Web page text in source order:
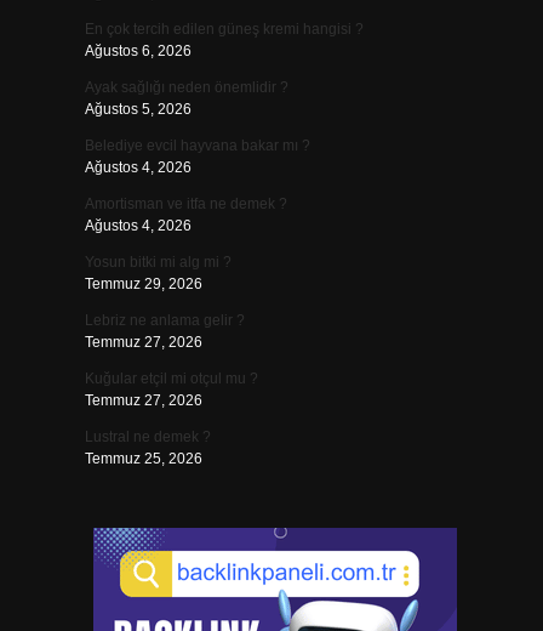
En çok tercih edilen güneş kremi hangisi ?
Ağustos 6, 2026
Ayak sağlığı neden önemlidir ?
Ağustos 5, 2026
Belediye evcil hayvana bakar mı ?
Ağustos 4, 2026
Amortisman ve itfa ne demek ?
Ağustos 4, 2026
Yosun bitki mi alg mi ?
Temmuz 29, 2026
Lebriz ne anlama gelir ?
Temmuz 27, 2026
Kuğular etçil mi otçul mu ?
Temmuz 27, 2026
Lustral ne demek ?
Temmuz 25, 2026